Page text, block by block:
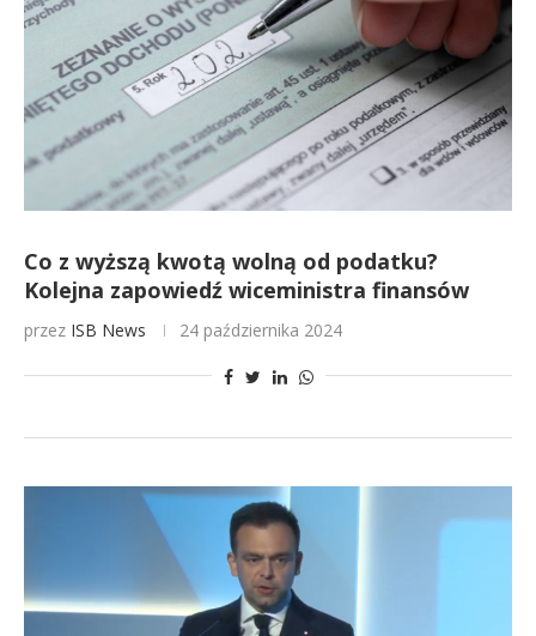
Co z wyższą kwotą wolną od podatku?
Kolejna zapowiedź wiceministra finansów
przez ISB News 24 października 2024